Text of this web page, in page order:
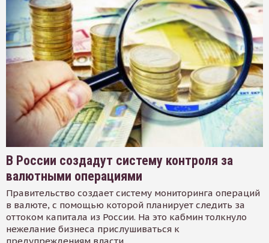
В России создадут систему контроля за
валютными операциями
Правительство создает систему мониторинга операций
в валюте, с помощью которой планирует следить за
оттоком капитала из России. На это кабмин толкнуло
нежелание бизнеса прислушиваться к